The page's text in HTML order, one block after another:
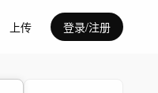
上传 登录/注册